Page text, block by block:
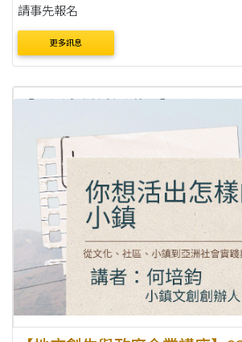
請事先報名
更多訊息